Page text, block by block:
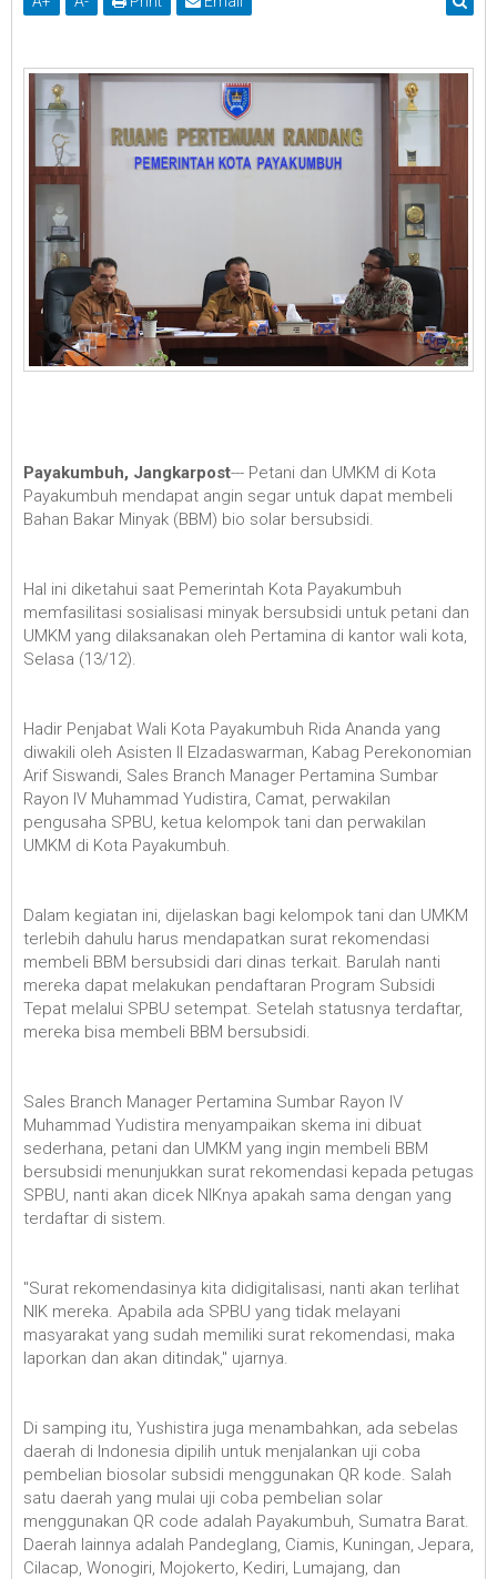
Payakumbuh, Jangkarpost--- Petani dan UMKM di Kota
Payakumbuh mendapat angin segar untuk dapat membeli
Bahan Bakar Minyak (BBM) bio solar bersubsidi.
Hal ini diketahui saat Pemerintah Kota Payakumbuh
memfasilitasi sosialisasi minyak bersubsidi untuk petani dan
UMKM yang dilaksanakan oleh Pertamina di kantor wali kota,
Selasa (13/12).
Hadir Penjabat Wali Kota Payakumbuh Rida Ananda yang
diwakili oleh Asisten II Elzadaswarman, Kabag Perekonomian
Arif Siswandi, Sales Branch Manager Pertamina Sumbar
Rayon IV Muhammad Yudistira, Camat, perwakilan
pengusaha SPBU, ketua kelompok tani dan perwakilan
UMKM di Kota Payakumbuh.
Dalam kegiatan ini, dijelaskan bagi kelompok tani dan UMKM
terlebih dahulu harus mendapatkan surat rekomendasi
membeli BBM bersubsidi dari dinas terkait. Barulah nanti
mereka dapat melakukan pendaftaran Program Subsidi
Tepat melalui SPBU setempat. Setelah statusnya terdaftar,
mereka bisa membeli BBM bersubsidi.
Sales Branch Manager Pertamina Sumbar Rayon IV
Muhammad Yudistira menyampaikan skema ini dibuat
sederhana, petani dan UMKM yang ingin membeli BBM
bersubsidi menunjukkan surat rekomendasi kepada petugas
SPBU, nanti akan dicek NIKnya apakah sama dengan yang
terdaftar di sistem.
"Surat rekomendasinya kita didigitalisasi, nanti akan terlihat
NIK mereka. Apabila ada SPBU yang tidak melayani
masyarakat yang sudah memiliki surat rekomendasi, maka
laporkan dan akan ditindak," ujarnya.
Di samping itu, Yushistira juga menambahkan, ada sebelas
daerah di Indonesia dipilih untuk menjalankan uji coba
pembelian biosolar subsidi menggunakan QR kode. Salah
satu daerah yang mulai uji coba pembelian solar
menggunakan QR code adalah Payakumbuh, Sumatra Barat.
Daerah lainnya adalah Pandeglang, Ciamis, Kuningan, Jepara,
Cilacap, Wonogiri, Mojokerto, Kediri, Lumajang, dan